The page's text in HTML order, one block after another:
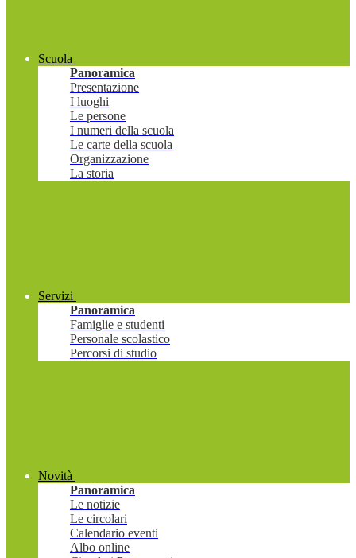
Scuola
Panoramica
Presentazione
I luoghi
Le persone
I numeri della scuola
Le carte della scuola
Organizzazione
La storia
Servizi
Panoramica
Famiglie e studenti
Personale scolastico
Percorsi di studio
Novità
Panoramica
Le notizie
Le circolari
Calendario eventi
Albo online